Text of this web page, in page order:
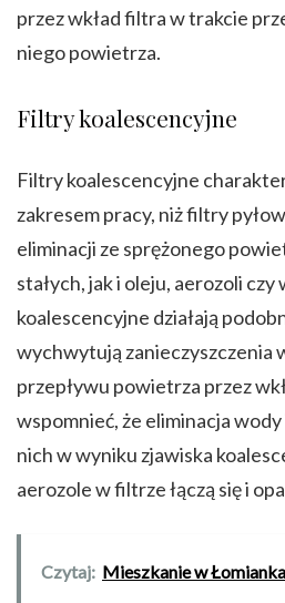
przez wkład filtra w trakcie
niego powietrza.
Filtry koalescencyjne
Filtry koalescencyjne
zakresem pracy, niż filtry
eliminacji ze sprężonego
stałych, jak i oleju, aerozoli
koalescencyjne działają
wychwytują zanieczyszczenia
przepływu powietrza przez
wspomnieć, że eliminacja
nich w wyniku zjawiska
aerozole w filtrze łączą się i
Czytaj: Mieszkanie w